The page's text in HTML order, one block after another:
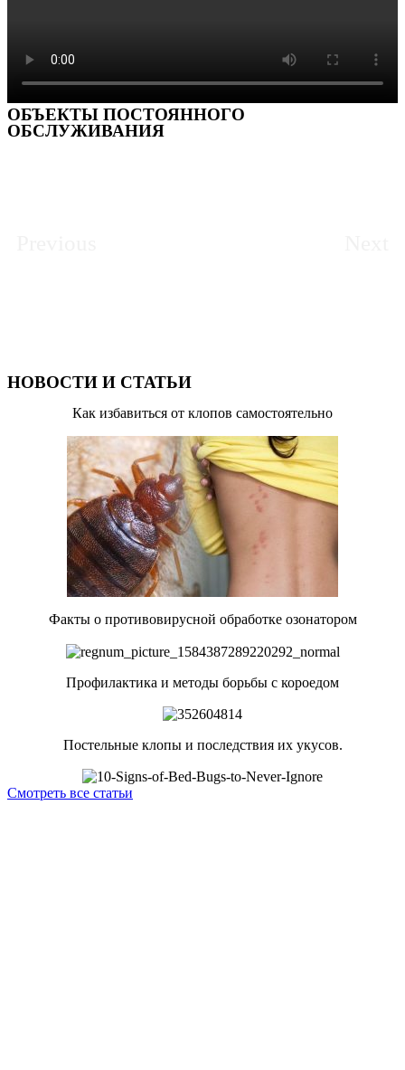
ОБЪЕКТЫ ПОСТОЯННОГО
ОБСЛУЖИВАНИЯ
НОВОСТИ И СТАТЬИ
Как избавиться от клопов самостоятельно
Факты о противовирусной обработке озонатором
Профилактика и методы борьбы с короедом
Постельные клопы и последствия их укусов.
Смотреть все статьи